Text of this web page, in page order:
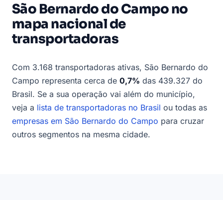
São Bernardo do Campo no
mapa nacional de
transportadoras
Com 3.168 transportadoras ativas, São Bernardo do
Campo representa cerca de 0,7% das 439.327 do
Brasil. Se a sua operação vai além do município,
veja a lista de transportadoras no Brasil ou todas as
empresas em São Bernardo do Campo para cruzar
outros segmentos na mesma cidade.